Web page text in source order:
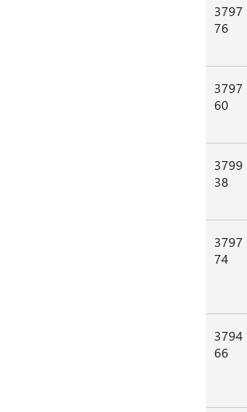
3797
76
3797
60
3799
38
3797
74
3794
66